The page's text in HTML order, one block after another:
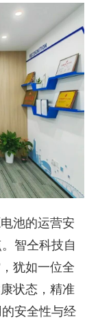
池的运营安
智仝科技自
犹如一位全
状态，精准
安全性与经